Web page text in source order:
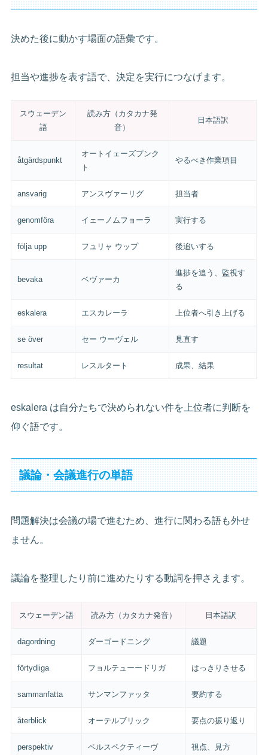
決めた後に動かす場面の語彙です。
担当や進捗を表す語で、決定を実行につなげます。
スウェーデン
語
読み方（カタカナ発
音）
日本語訳
åtgärdspunkt
オートイェーズプンク
ト
やるべき作業項目
ansvarig アンスヴァーリグ 担当者
genomföra イェーノムフョーラ 実行する
följa upp フュリャ ウップ 後追いする
bevaka ベヴァーカ
進捗を追う、監視す
る
eskalera エスカレーラ 上位者へ引き上げる
se över セー ウーヴェル 見直す
resultat レスルタート 成果、結果
eskalera は自分たちで決められない件を上位者に判断を
仰ぐ語です。
議論・会議進行の単語
問題解決は会議の場で進むため、進行に関わる語も外せ
ません。
議論を整理したり前に進めたりする動詞を押さえます。
スウェーデン語 読み方（カタカナ発音） 日本語訳
dagordning ダーゴードニング 議題
förtydliga フョルテューードリガ はっきりさせる
sammanfatta サンマンファッタ 要約する
återblick オーテルブリック 要点の振り返り
perspektiv ペルスペクティーヴ 視点、見方